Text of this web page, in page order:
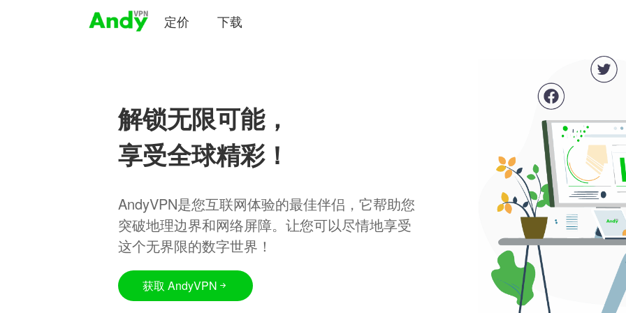
定价 下载
解锁无限可能，
享受全球精彩！
AndyVPN是您互联网体验的最佳伴侣，它帮助您
突破地理边界和网络屏障。让您可以尽情地享受
这个无界限的数字世界！
获取 AndyVPN